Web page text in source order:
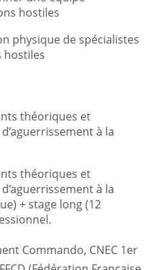
hostiles
physique de spécialistes
hostiles
théoriques et
à la
théoriques et
à la
+ stage long (12
Commando, CNEC 1er